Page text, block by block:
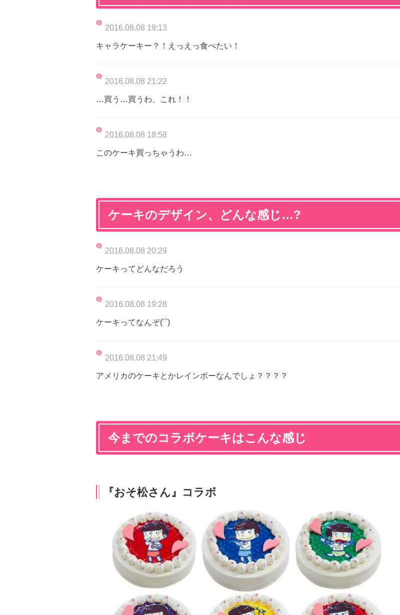
2016.08.08 19:13
キャラケーキー？！えっえっ食べたい！
2016.08.08 21:22
…買う…買うわ、これ！！
2016.08.08 18:58
このケーキ買っちゃうわ…
ケーキのデザイン、どんな感じ…?
2016.08.08 20:29
ケーキってどんなだろう
2016.08.08 19:28
ケーキってなんぞ(´`)
2016.08.08 21:49
アメリカのケーキとかレインボーなんでしょ？？？？
今までのコラボケーキはこんな感じ
『おそ松さん』コラボ